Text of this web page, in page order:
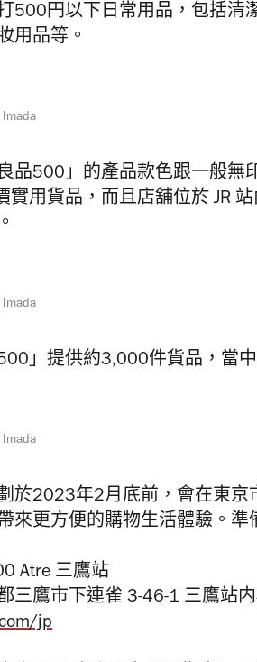
500円以下日常用品，包括清
用品等。
Imada
品500」的產品款色跟一般無
實用貨品，而且店舖位於 JR
Imada
」提供約3,000件貨品，當
Imada
於2023年2月㡳前，會在東京
來更方便的購物生活體驗。準
Atre 三鷹站
三鷹市下連雀 3-46-1 三鷹站
jp